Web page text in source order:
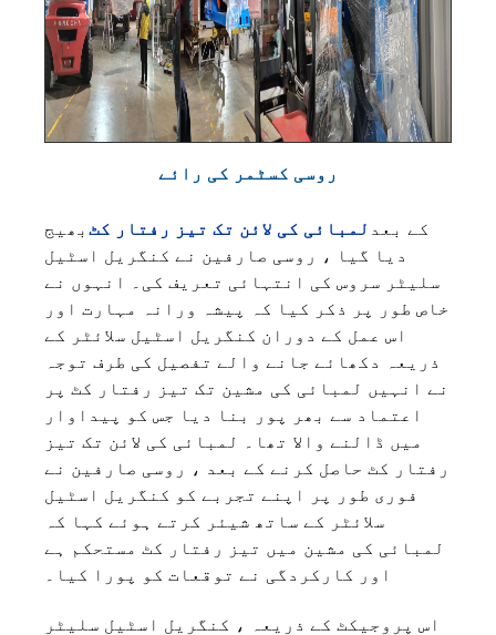
روسی کسٹمر کی رائے
کے بعد لمبائی کی لائن تک تیز رفتار کٹ بھیج
دیا گیا ، روسی صارفین نے کنگریل اسٹیل
سلیٹر سروس کی انتہائی تعریف کی۔ انہوں نے
خاص طور پر ذکر کیا کہ پیشہ ورانہ مہارت اور
اس عمل کے دوران کنگریل اسٹیل سلائٹر کے
ذریعہ دکھائے جانے والے تفصیل کی طرف توجہ
نے انہیں لمبائی کی مشین تک تیز رفتار کٹ پر
اعتماد سے بھر پور بنا دیا جس کو پیداوار
میں ڈالنے والا تھا۔ لمبائی کی لائن تک تیز
رفتار کٹ حاصل کرنے کے بعد ، روسی صارفین نے
فوری طور پر اپنے تجربے کو کنگریل اسٹیل
سلائٹر کے ساتھ شیئر کرتے ہوئے کہا کہ
لمبائی کی مشین میں تیز رفتار کٹ مستحکم ہے
اور کارکردگی نے توقعات کو پورا کیا۔
اس پروجیکٹ کے ذریعہ ، کنگریل اسٹیل سلیٹر